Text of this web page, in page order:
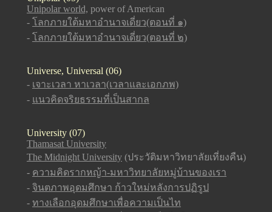
Unipolar world, power of American
- โลกภายใต้มหาอำนาจเดี่ยว(ตอนที่ ๑)
- โลกภายใต้มหาอำนาจเดี่ยว(ตอนที่ ๒)
Universe, Universal (06)
- เจาะเวลา หาเวลา(เวลาและเอกภพ)
- แนวคิดจริยธรรมที่เป็นสากล
University (07)
Thamasat University
The Midnight University (ประวัติมหาวิทยาลัยเที่ยงคืน)
- ความคิดรากหญ้า-มหาวิทยาลัยหมู่บ้านของเรา
- จินตภาพอุดมศึกษา ก้าวใหม่หลังการปฏิรูป
- ทางเลือกอุดมศึกษาเพื่อความเป็นไท